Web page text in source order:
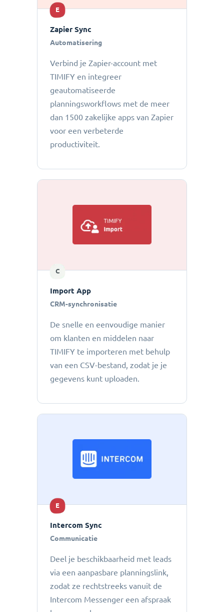
E
Zapier Sync
Automatisering
Verbind je Zapier-account met
TIMIFY en integreer
geautomatiseerde
planningsworkflows met de meer
dan 1500 zakelijke apps van Zapier
voor een verbeterde
productiviteit.
C
Import App
CRM-synchronisatie
De snelle en eenvoudige manier
om klanten en middelen naar
TIMIFY te importeren met behulp
van een CSV-bestand, zodat je je
gegevens kunt uploaden.
E
Intercom Sync
Communicatie
Deel je beschikbaarheid met leads
via een aanpasbare planningslink,
zodat ze rechtstreeks vanuit de
Intercom Messenger een afspraak